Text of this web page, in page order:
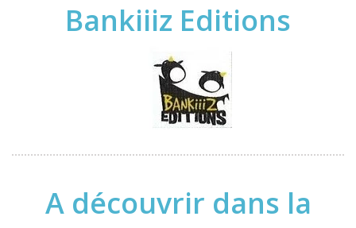
Bankiiiz Editions
A découvrir dans la